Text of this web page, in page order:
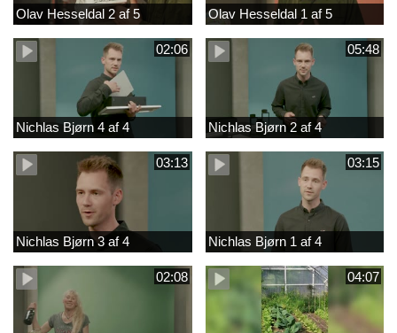
Olav Hesseldal 2 af 5 Olav Hesseldal 1 af 5
02:06
Nichlas Bjørn 4 af 4
05:48
Nichlas Bjørn 2 af 4
03:13
Nichlas Bjørn 3 af 4
03:15
Nichlas Bjørn 1 af 4
02:08 04:07